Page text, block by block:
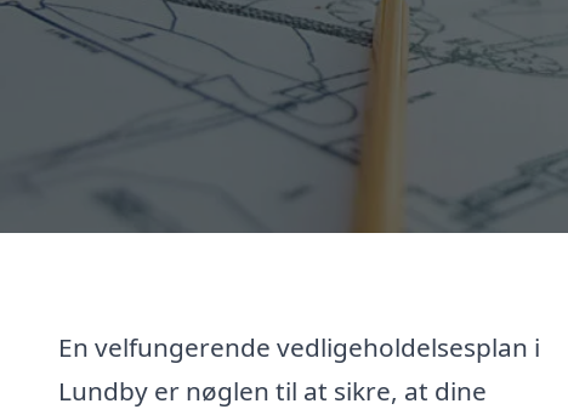
En velfungerende vedligeholdelsesplan i
Lundby er nøglen til at sikre, at dine